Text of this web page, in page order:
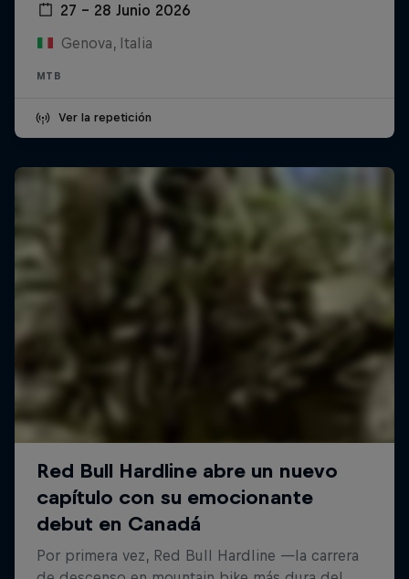
27 – 28 Junio 2026
Genova, Italia
MTB
Ver la repetición